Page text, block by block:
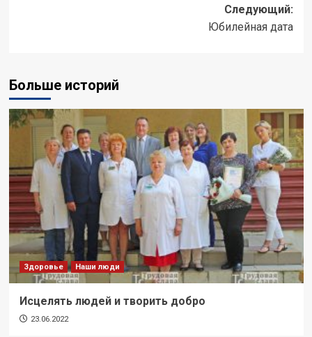
Следующий:
Юбилейная дата
Больше историй
Здоровье Наши люди
Исцелять людей и творить добро
23.06.2022